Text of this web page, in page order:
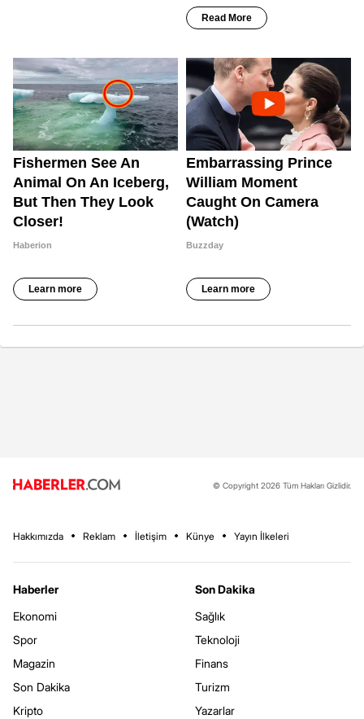
© Copyright 2026 Tüm Hakları Gizlidir.
Hakkımızda Reklam İletişim Künye Yayın İlkeleri
Haberler
Ekonomi
Spor
Magazin
Son Dakika
Kripto
Son Dakika
Sağlık
Teknoloji
Finans
Turizm
Yazarlar